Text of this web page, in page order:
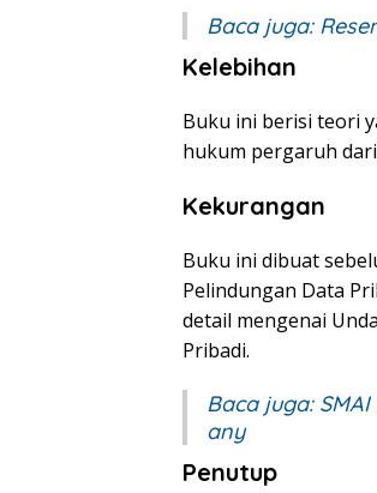
Baca juga:
Kelebihan
Buku ini berisi teori
hukum pergaruh
Kekurangan
Buku ini dibuat
Pelindungan Data
detail mengenai
Pribadi.
Baca juga:
any
Penutup